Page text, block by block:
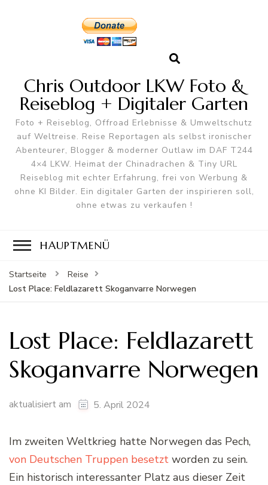
Chris Outdoor LKW Foto &
Reiseblog + Digitaler Garten
Foto + Reiseblog, Offroad Erlebnisse & Umweltschutz
auf Weltreise. Reise Reportagen als selbst ironischer
Abenteurer, Blogger & moderner Outlaw im DAF T244
4×4 LKW. Heimat der Chinadrachen & Tiny URL
Reiseblog mit echter Erfahrung, frei von Werbung &
ohne KI Bilder. Ein digitaler Garten der inspirieren soll,
ohne etwas zu verkaufen !
HAUPTMENÜ
Startseite
Reise
Lost Place: Feldlazarett Skoganvarre Norwegen
Lost Place: Feldlazarett
Skoganvarre Norwegen
aktualisiert am 5. April 2024
Im zweiten Weltkrieg hatte Norwegen das Pech,
von Deutschen Truppen besetzt worden zu sein.
Ein historisch interessanter Platz aus dieser Zeit